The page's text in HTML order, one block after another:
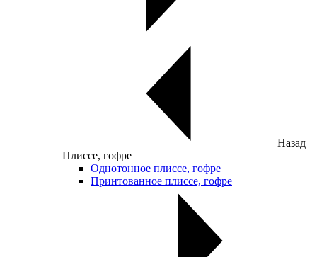
Назад
Плиссе, гофре
Однотонное плиссе, гофре
Принтованное плиссе, гофре